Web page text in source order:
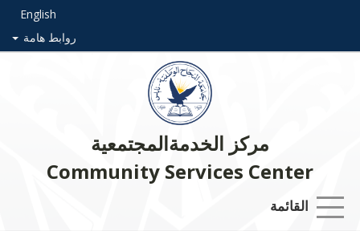
English
روابط هامة
مركز الخدمةالمجتمعية
Community Services Center
القائمة